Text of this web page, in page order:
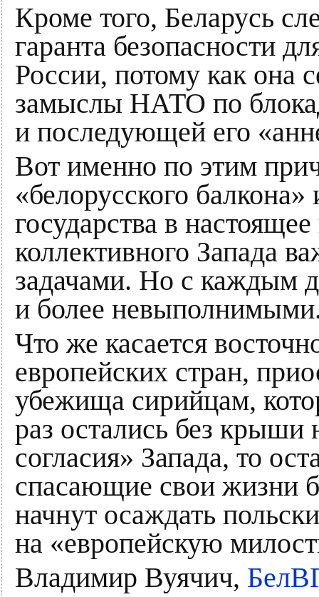
Кроме того, Беларусь
гаранта безопасности
России, потому как она
замыслы НАТО по
и последующей его
Вот именно по этим
«белорусского
государства в
коллективного Запада
задачами. Но с каждым
и более
Что же касается
европейских стран,
убежища сирийцам,
раз остались без крыши
согласия» Запада, то
спасающие свои жизни
начнут осаждать
на «европейскую
Владимир Вуячич,